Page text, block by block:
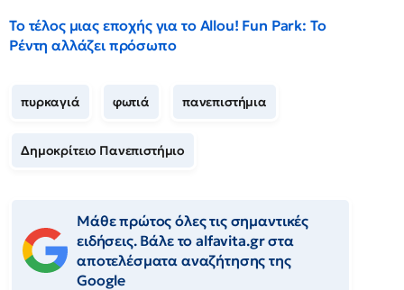
Το τέλος μιας εποχής για το Allou! Fun Park: Το
Ρέντη αλλάζει πρόσωπο
πυρκαγιά φωτιά πανεπιστήμια
Δημοκρίτειο Πανεπιστήμιο
Μάθε πρώτος όλες τις σημαντικές
ειδήσεις. Βάλε το alfavita.gr στα
αποτελέσματα αναζήτησης της
Google